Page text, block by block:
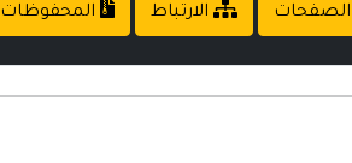
الصفحات الارتباط المحفوظات